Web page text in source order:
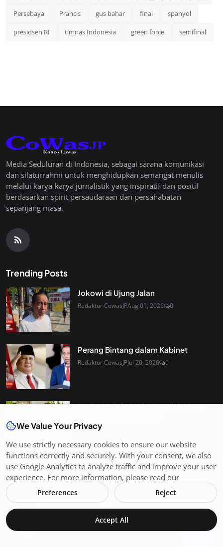
Persebaya Prancis gus bahar final spanyol
presidsen RI timnas Indonesia green force semifinal
Media Seduluran di Indonesia, sebagai sarana komunikasi
dan silaturrahmi untuk menghidupkan semangat menulis
melalui karya-karya jurnalistik yang inspiratif dan positif
berdasarkan spirit persaudaraan dan persahabatan
sepanjang masa.
Trending Posts
Jokowi di Ujung Jalan
Redaktur CowasJPAug 01, 2026 0
Perang Bintang dalam Kabinet
Redaktur CowasJPJul 20, 2026 0
Ketika Mak Soimah Ngunduh Mantu,
Redaktur CowasJP
Newsletter
Get the latest news and curated updates straight to your
inbox. Sign up for our newsletter.
We Value Your Privacy
We use strictly necessary cookies to ensure our website
functions correctly and securely. With your consent, we also
use Google Analytics to analyze traffic and improve your user
experience. For more information, please read our
Preferences Reject
Accept All